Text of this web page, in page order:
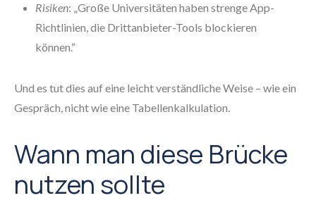
Risiken: „Große Universitäten haben strenge App-
Richtlinien, die Drittanbieter-Tools blockieren
können.“
Und es tut dies auf eine leicht verständliche Weise – wie ein
Gespräch, nicht wie eine Tabellenkalkulation.
Wann man diese Brücke
nutzen sollte